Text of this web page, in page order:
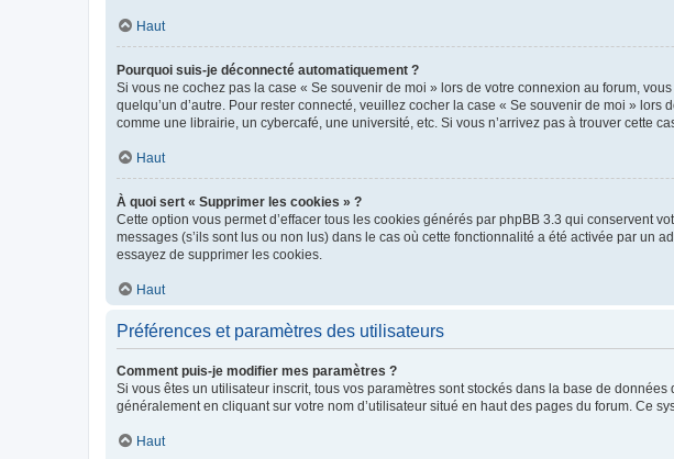
Haut
Pourquoi suis-je déconnecté automatiquement ?
Si vous ne cochez pas la case « Se souvenir de moi » lors de votre connexion au forum,
quelqu’un d’autre. Pour rester connecté, veuillez cocher la case « Se souvenir de moi »
comme une librairie, un cybercafé, une université, etc. Si vous n’arrivez pas à trouver cette
Haut
À quoi sert « Supprimer les cookies » ?
Cette option vous permet d’effacer tous les cookies générés par phpBB 3.3 qui conservent
messages (s’ils sont lus ou non lus) dans le cas où cette fonctionnalité a été activée par un
essayez de supprimer les cookies.
Haut
Préférences et paramètres des utilisateurs
Comment puis-je modifier mes paramètres ?
Si vous êtes un utilisateur inscrit, tous vos paramètres sont stockés dans la base de
généralement en cliquant sur votre nom d’utilisateur situé en haut des pages du forum. Ce
Haut